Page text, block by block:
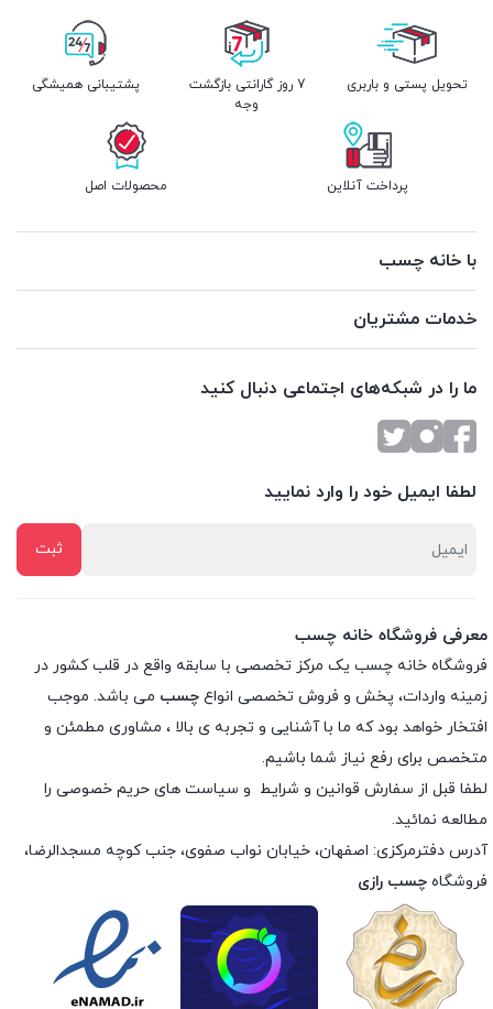
تحویل پستی و باربری
7 روز گارانتی بازگشت
وجه
پشتیبانی همیشگی
پرداخت آنلاین محصولات اصل
با خانه چسب
خدمات مشتریان
ما را در شبکه‌های اجتماعی دنبال کنید
لطفا ایمیل خود را وارد نمایید
معرفی فروشگاه خانه چسب
فروشگاه خانه چسب یک مرکز تخصصی با سابقه واقع در قلب کشور در
زمینه واردات، پخش و فروش تخصصی انواع چسب می باشد. موجب
افتخار خواهد بود که ما با آشنایی و تجربه ی بالا ، مشاوری مطمئن و
متخصص برای رفع نیاز شما باشیم.
لطفا قبل از سفارش قوانین و شرایط و سیاست های حریم خصوصی را
مطالعه نمائید.
آدرس دفترمرکزی: اصفهان، خیابان نواب صفوی، جنب کوچه مسجدالرضا،
فروشگاه چسب رازی